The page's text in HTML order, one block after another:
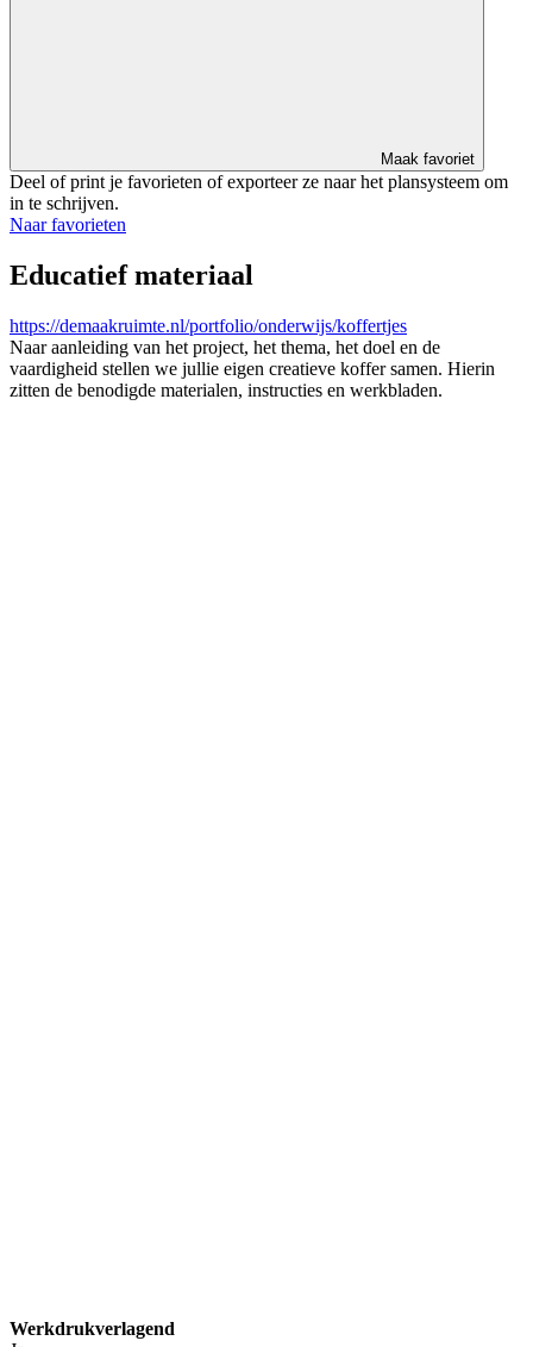
Maak favoriet
Deel of print je favorieten of exporteer ze naar het plansysteem om
in te schrijven.
Naar favorieten
Educatief materiaal
https://demaakruimte.nl/portfolio/onderwijs/koffertjes
Naar aanleiding van het project, het thema, het doel en de
vaardigheid stellen we jullie eigen creatieve koffer samen. Hierin
zitten de benodigde materialen, instructies en werkbladen.
Werkdrukverlagend